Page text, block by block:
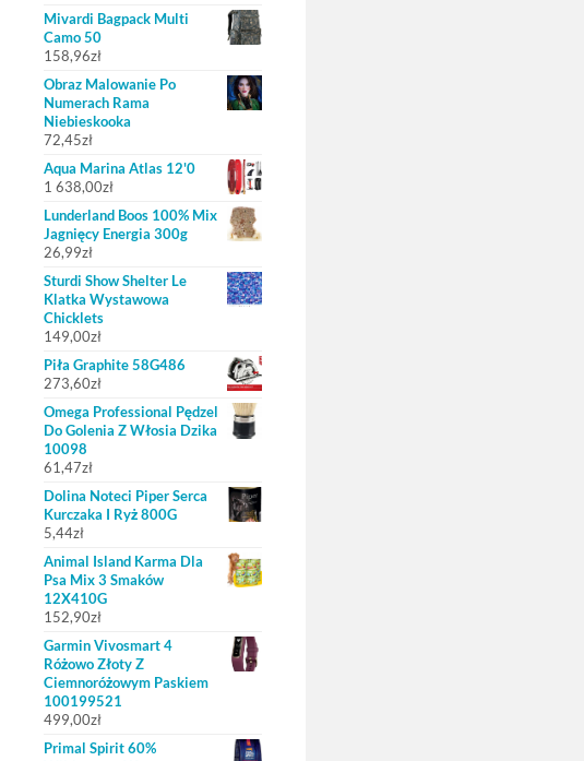
Mivardi Bagpack Multi
Camo 50
158,96zł
Obraz Malowanie Po
Numerach Rama
Niebieskooka
72,45zł
Aqua Marina Atlas 12'0
1 638,00zł
Lunderland Boos 100% Mix
Jagnięcy Energia 300g
26,99zł
Sturdi Show Shelter Le
Klatka Wystawowa
Chicklets
149,00zł
Piła Graphite 58G486
273,60zł
Omega Professional Pędzel
Do Golenia Z Włosia Dzika
10098
61,47zł
Dolina Noteci Piper Serca
Kurczaka I Ryż 800G
5,44zł
Animal Island Karma Dla
Psa Mix 3 Smaków
12X410G
152,90zł
Garmin Vivosmart 4
Różowo Złoty Z
Ciemnoróżowym Paskiem
100199521
499,00zł
Primal Spirit 60%